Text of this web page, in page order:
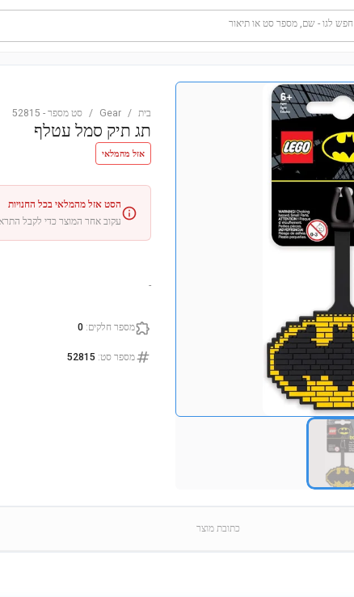
חפש לגו - שם, מספר סט או תיאור
בית /
Gear
/ סט מספר -
52815
תג תיק סמל עטלף
אזל מהמלאי
הסט אזל מהמלאי בכל החנויות
עקוב אחר המוצר כדי לקבל
-
מספר חלקים:
0
מספר סט:
52815
כתובת מוצר